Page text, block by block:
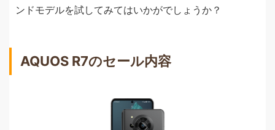
ンドモデルを試してみてはいかがでしょうか？
AQUOS R7のセール内容